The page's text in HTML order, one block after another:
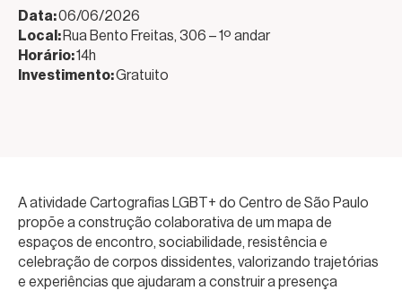
Data:06/06/2026
Local:Rua Bento Freitas, 306 – 1º andar
Horário:14h
Investimento:Gratuito
A atividade Cartografias LGBT+ do Centro de São Paulo
propõe a construção colaborativa de um mapa de
espaços de encontro, sociabilidade, resistência e
celebração de corpos dissidentes, valorizando trajetórias
e experiências que ajudaram a construir a presença